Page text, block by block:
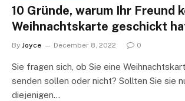
10 Gründe, warum Ihr Freund
Weihnachtskarte geschickt
By Joyce December 8, 2022 0
Sie fragen sich, ob Sie eine
senden sollen oder nicht? Sollten Sie sie
diejenigen…